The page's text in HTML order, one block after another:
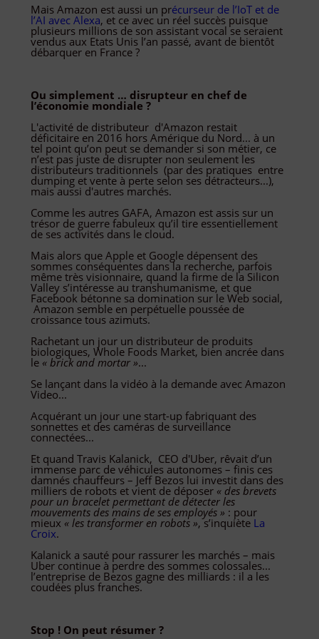
Mais Amazon est aussi un précurseur de l’IoT et de
l’AI avec Alexa, et ce avec un réel succès puisque
plusieurs millions de son assistant vocal se seraient
vendus aux Etats Unis l’an passé, avant de bientôt
débarquer en France ?
Ou simplement … disrupteur en chef de
l’économie mondiale ?
L'activité de distributeur d'Amazon restait
déficitaire en 2016 hors Amérique du Nord... à un
tel point qu’on peut se demander si son métier, ce
n’est pas juste de disrupter non seulement les
distributeurs traditionnels (par des pratiques entre
dumping et vente à perte selon ses détracteurs...),
mais aussi d'autres marchés.
Comme les autres GAFA, Amazon est assis sur un
trésor de guerre fabuleux qu’il tire essentiellement
de ses activités dans le cloud.
Mais alors que Apple et Google dépensent des
sommes conséquentes dans la recherche, parfois
même très visionnaire, quand la firme de la Silicon
Valley s’intéresse au transhumanisme, et que
Facebook bétonne sa domination sur le Web social,
Amazon semble en perpétuelle poussée de
croissance tous azimuts.
Rachetant un jour un distributeur de produits
biologiques, Whole Foods Market, bien ancrée dans
le «brick and mortar »...
Se lançant dans la vidéo à la demande avec Amazon
Video...
Acquérant un jour une start-up fabriquant des
sonnettes et des caméras de surveillance
connectées...
Et quand Travis Kalanick, CEO d'Uber, rêvait d’un
immense parc de véhicules autonomes – finis ces
damnés chauffeurs – Jeff Bezos lui investit dans des
milliers de robots et vient de déposer « des brevets
pour un bracelet permettant de détecter les
mouvements des mains de ses employés » : pour
mieux « les transformer en robots », s’inquiète La
Croix.
Kalanick a sauté pour rassurer les marchés – mais
Uber continue à perdre des sommes colossales...
l’entreprise de Bezos gagne des milliards : il a les
coudées plus franches.
Stop ! On peut résumer ?